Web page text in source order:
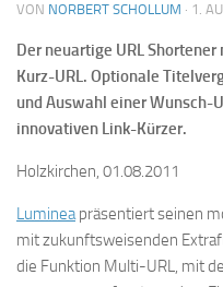
VON NORBERT SCHOLLUM · 1.
Der neuartige URL
Kurz-URL. Optionale
und Auswahl einer Wunsch-
innovativen Link-Kürzer.
Holzkirchen, 01.08.2011
Lumineapräsentiert seinen
mit zukunftsweisenden
die Funktion Multi-URL, mit